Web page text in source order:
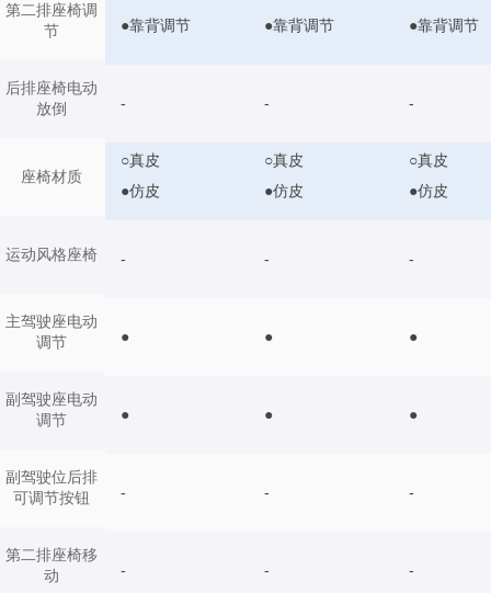
第二排座椅调
节
后排座椅电动
放倒
座椅材质
运动风格座椅
主驾驶座电动
调节
副驾驶座电动
调节
副驾驶位后排
可调节按钮
第二排座椅移
动
●靠背调节 ●靠背调节 ●靠背调节
- - -
○真皮
●仿皮
○真皮
●仿皮
○真皮
●仿皮
- - -
● ● ●
● ● ●
- - -
- - -